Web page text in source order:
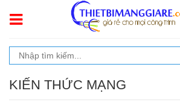
KIẾN THỨC MẠNG